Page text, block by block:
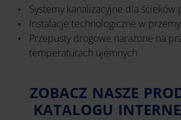
Systemy kanalizacyjne dla ścieków
Instalacje technologiczne w
Przepusty drogowe narażone na
temperaturach ujemnych
ZOBACZ NASZE
KATALOGU